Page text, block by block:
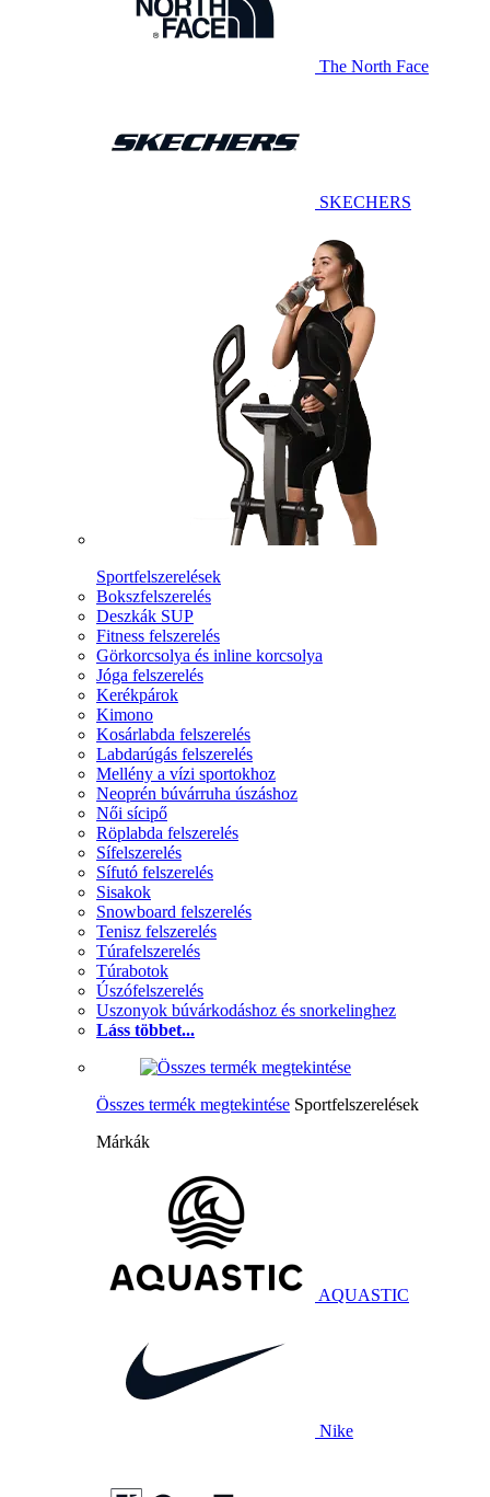
The North Face
SKECHERS
Sportfelszerelések
Bokszfelszerelés
Deszkák SUP
Fitness felszerelés
Görkorcsolya és inline korcsolya
Jóga felszerelés
Kerékpárok
Kimono
Kosárlabda felszerelés
Labdarúgás felszerelés
Mellény a vízi sportokhoz
Neoprén búvárruha úszáshoz
Női sícipő
Röplabda felszerelés
Sífelszerelés
Sífutó felszerelés
Sisakok
Snowboard felszerelés
Tenisz felszerelés
Túrafelszerelés
Túrabotok
Úszófelszerelés
Uszonyok búvárkodáshoz és snorkelinghez
Láss többet...
Összes termék megtekintése Sportfelszerelések
Márkák
AQUASTIC
Nike